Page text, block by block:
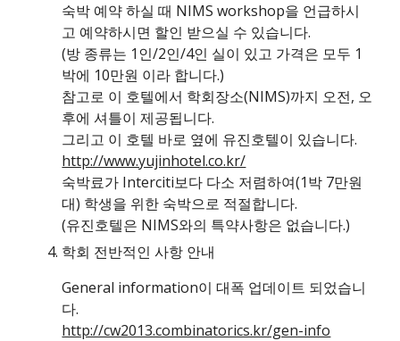
숙박 예약 하실 때 NIMS workshop을 언급하시
고 예약하시면 할인 받으실 수 있습니다.
(방 종류는 1인/2인/4인 실이 있고 가격은 모두 1
박에 10만원 이라 합니다.)
참고로 이 호텔에서 학회장소(NIMS)까지 오전, 오
후에 셔틀이 제공됩니다.
http://www.yujinhotel.co.kr/
숙박료가 Interciti보다 다소 저렴하여(1박 7만원
대) 학생을 위한 숙박으로 적절합니다.
(유진호텔은 NIMS와의 특약사항은 없습니다.)
학회 전반적인 사항 안내
General information이 대폭 업데이트 되었습니
다.
http://cw2013.combinatorics.kr/gen-info